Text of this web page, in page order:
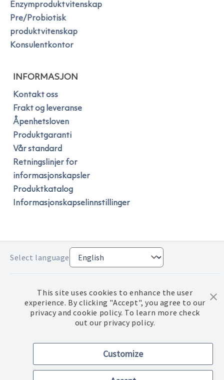
Enzymproduktvitenskap
Pre/Probiotisk
produktvitenskap
Konsulentkontor
INFORMASJON
Kontakt oss
Frakt og leveranse
Åpenhetsloven
Produktgaranti
Vår standard
Retningslinjer for
informasjonskapsler
Produktkatalog
Informasjonskapselinnstillinger
FacebookInstagram
Juridisk varsel © 2026,Norwex Norge AS Drevet av Shopify
Andre bilder og firmanavn som vises på denne siden kan være varemerker for deres
respektive eiere.
Select language
This site uses cookies to enhance the user
experience. By clicking "Accept", you agree to our
privacy and cookie policy. To learn more check
out our privacy policy.
Customize